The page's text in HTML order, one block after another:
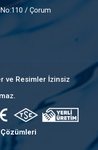
/ Çorum
ve Resimler İzinsiz
Çözümleri